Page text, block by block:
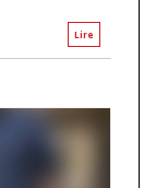
Lire